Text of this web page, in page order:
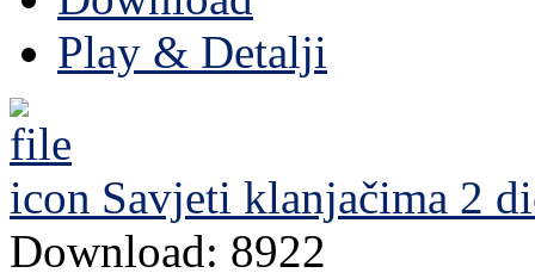
Play & Detalji
Savjeti klanjačima 2
Download: 8922